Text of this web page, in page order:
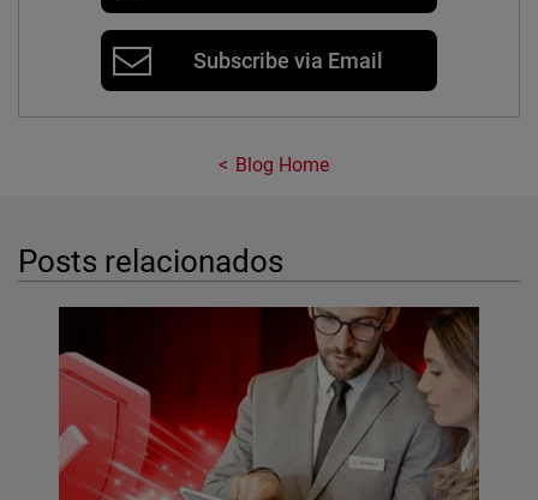
Subscribe via Email
Blog Home
Posts relacionados